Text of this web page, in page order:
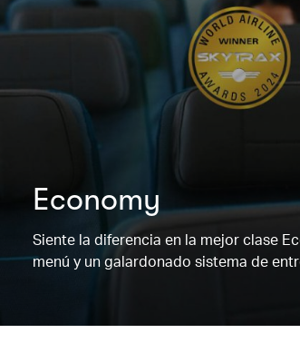
Economy
Siente la diferencia en la mejor clase
menú y un galardonado sistema de